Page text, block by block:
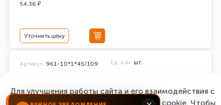
54.36 ₽
Уточнить цену
Артикул: 961-10*1*45/109 Ед. изм. шт.
последняя цена:
Для улучшения работы сайта и его взаимодействия с
пользователями мы используем файлы cookie. Чтобы